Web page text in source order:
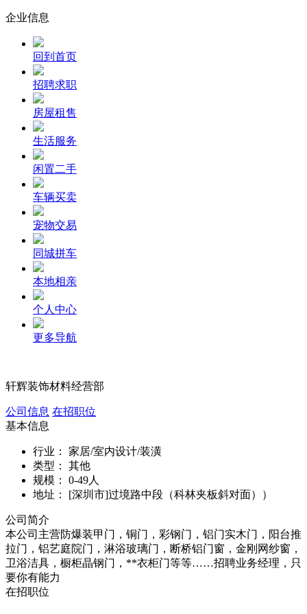
企业信息
回到首页
招聘求职
房屋租售
生活服务
闲置二手
车辆买卖
宠物交易
同城拼车
本地相亲
个人中心
更多导航
轩辉装饰材料经营部
公司信息 在招职位
基本信息
行业：
家居/室内设计/装潢
类型：
其他
规模：
0-49人
地址：
[深圳市]过境路中段（科林夹板斜对面））
公司简介
本公司主营防爆装甲门，铜门，彩钢门，铝门实木门，阳台推
拉门，铝艺庭院门，淋浴玻璃门，断桥铝门窗，金刚网纱窗，
卫浴洁具，橱柜晶钢门，**衣柜门等等……招聘业务经理，只
要你有能力
在招职位